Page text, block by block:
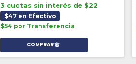
3 cuotas sin interés de $22
$47 en Efectivo
$54 por Transferencia